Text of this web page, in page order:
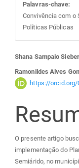
Palavras-chave:
Convivência com o
Políticas Públicas
do
artigo
Shana Sampaio Sieber
Ramonildes Alves
https://orcid.org/
O presente artigo
implementação do
Semiárido, no